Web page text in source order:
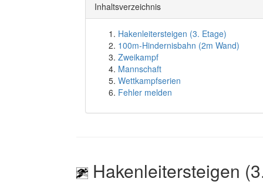
Inhaltsverzeichnis
Hakenleitersteigen (3. Etage)
100m-Hindernisbahn (2m Wand)
Zweikampf
Mannschaft
Wettkampfserien
Fehler melden
Hakenleitersteigen